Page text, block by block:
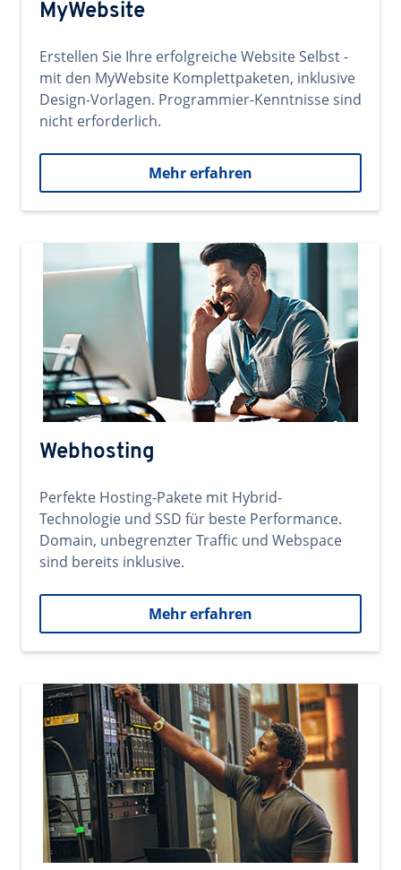
MyWebsite
Erstellen Sie Ihre erfolgreiche Website Selbst -
mit den MyWebsite Komplettpaketen, inklusive
Design-Vorlagen. Programmier-Kenntnisse sind
nicht erforderlich.
Mehr erfahren
Webhosting
Perfekte Hosting-Pakete mit Hybrid-
Technologie und SSD für beste Performance.
Domain, unbegrenzter Traffic und Webspace
sind bereits inklusive.
Mehr erfahren